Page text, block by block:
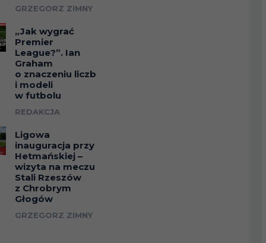
4
6
GRZEGORZ ZIMNY
„Jak wygrać
Premier
League?”. Ian
Graham
o znaczeniu liczb
i modeli
w futbolu
REDAKCJA
Ligowa
inauguracja przy
Hetmańskiej –
wizyta na meczu
Stali Rzeszów
z Chrobrym
Głogów
GRZEGORZ ZIMNY